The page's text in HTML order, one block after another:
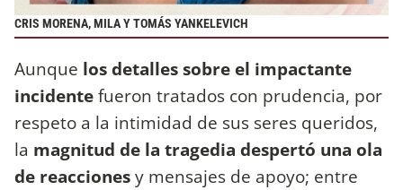
CRIS MORENA, MILA Y TOMÁS YANKELEVICH
Aunque los detalles sobre el impactante
incidentefueron tratados con prudencia, por
respeto a la intimidad de sus seres queridos,
la magnitud de la tragedia despertó una ola
de reaccionesy mensajes de apoyo; entre